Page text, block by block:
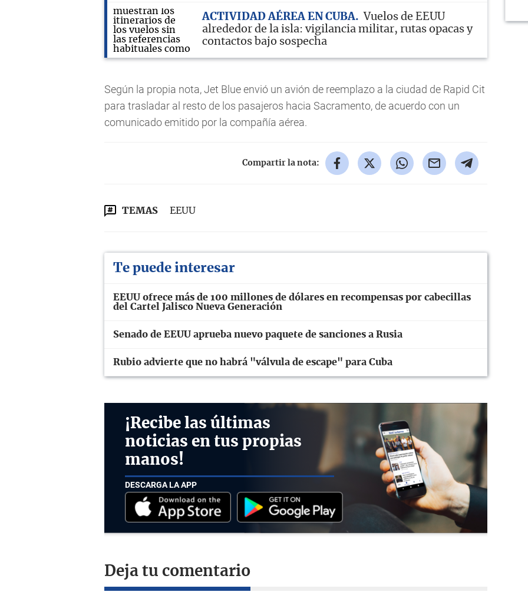
ACTIVIDAD AÉREA EN CUBA
Vuelos de EEUU
alrededor de la isla: vigilancia militar, rutas opacas y
contactos bajo sospecha
Según la propia nota, Jet Blue envió un avión de reemplazo a la ciudad de Rapid Cit
para trasladar al resto de los pasajeros hacia Sacramento, de acuerdo con un
comunicado emitido por la compañía aérea.
Compartir la nota:
TEMAS EEUU
Te puede interesar
EEUU ofrece más de 100 millones de dólares en recompensas por cabecillas
del Cartel Jalisco Nueva Generación
Senado de EEUU aprueba nuevo paquete de sanciones a Rusia
Rubio advierte que no habrá "válvula de escape" para Cuba
¡Recibe las últimas
noticias en tus propias
manos!
DESCARGA LA APP
Deja tu comentario